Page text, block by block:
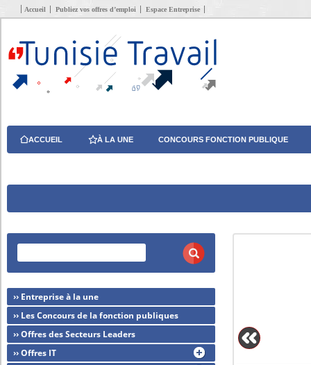
Accueil Publiez vos offres d’emploi Espace Entreprise
ACCUEIL À LA UNE CONCOURS FONCTION PUBLIQUE
›› Entreprise à la une
›› Les Concours de la fonction publiques
›› Offres des Secteurs Leaders
›› Offres IT